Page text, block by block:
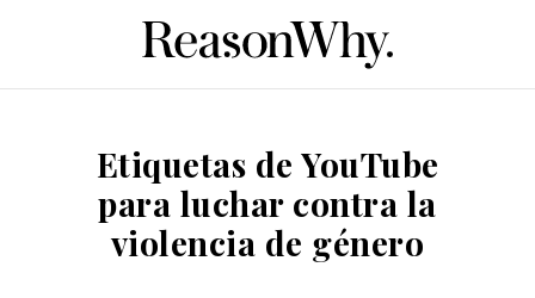
Etiquetas de YouTube
para luchar contra la
violencia de género